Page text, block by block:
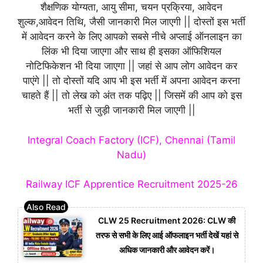
शैक्षणिक योग्यता, आयु सीमा, चयन प्रक्रिया, आवेदन
शुल्क,आवेदन तिथि, जैसी जानकारी मिल जाएगी || दोस्तों इस भर्ती
में आवेदन करने के लिए आपको सबसे नीचे अप्लाई ऑनलाइन का
लिंक भी दिया जाएगा और साथ ही इसका ऑफिशियल
नोटिफिकेशन भी दिया जाएगा || जहां से आप लोग आवेदन कर
पाएंगे || तो दोस्तों यदि आप भी इस भर्ती में अपना आवेदन करना
चाहते हैं || तो लेख को अंत तक पढ़िए || जिसमें की आप को इस
भर्ती से जुड़ी जानकारी मिल जाएगी ||
Integral Coach Factory (ICF), Chennai (Tamil
Nadu)
Railway ICF Apprentice Recruitment 2025-26
CLW 25 Recruitment 2026: CLW की
तरफ से सभी के लिए आई ऑफलाइन भर्ती देखें यहां से
अधिक जानकारी और आवेदन करें।